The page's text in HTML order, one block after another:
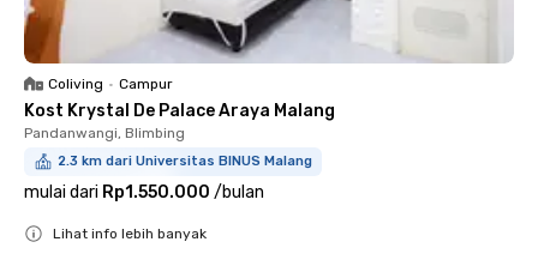
Coliving • Campur
Kost Krystal De Palace Araya Malang
Pandanwangi, Blimbing
2.3 km dari Universitas BINUS Malang
mulai dari Rp1.550.000 /bulan
Lihat info lebih banyak